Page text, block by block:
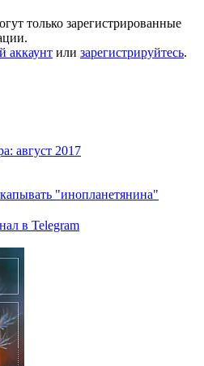
только зарегистрированные
аккаунт или зарегистрируйтесь.
август 2017
"инопланетянина"
в Telegram